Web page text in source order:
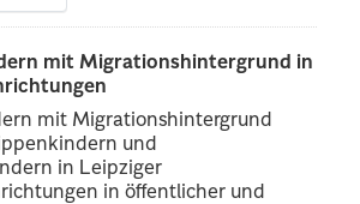
mit Migrationshintergrund in
mit Migrationshintergrund
und
in Leipziger
in öffentlicher und